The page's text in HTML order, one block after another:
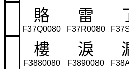
賂
F37Q0080
雷
F37R0080
樓
F3880080
淚
F3890080